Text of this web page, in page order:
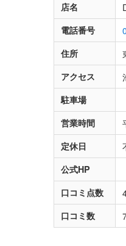
店名
電話番号
住所
アクセス
駐車場
営業時間
定休日
公式HP
口コミ点数
口コミ数